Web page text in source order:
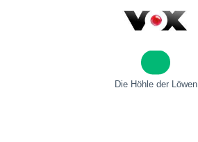
Die Höhle der Löwen